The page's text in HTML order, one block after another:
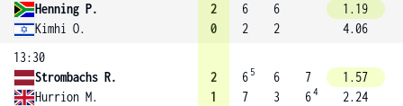
Henning P.
Kimhi O.
2
0
6
2
6
2
1.19
4.06
13:30
Strombachs R.
Hurrion M.
2
1
6 5
7
6
3
7
64
1.57
2.24